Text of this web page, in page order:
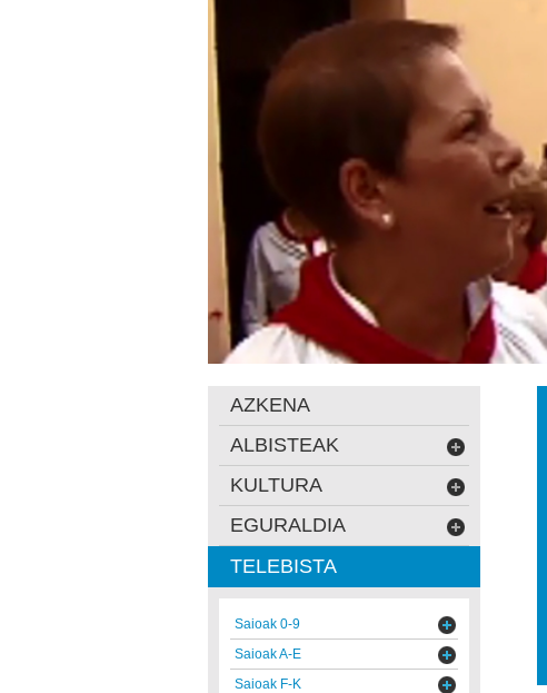
AZKENA
ALBISTEAK
KULTURA
EGURALDIA
TELEBISTA
Saioak 0-9
Saioak A-E
Saioak F-K